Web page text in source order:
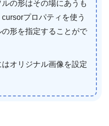
の形はその場にあうも
プロパティを使う
形を指定することがで
オリジナル画像を設定